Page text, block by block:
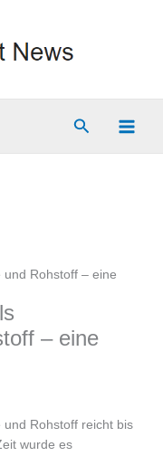
Suchen
und Rohstoff – eine
– eine
und Rohstoff reicht bis
wurde es